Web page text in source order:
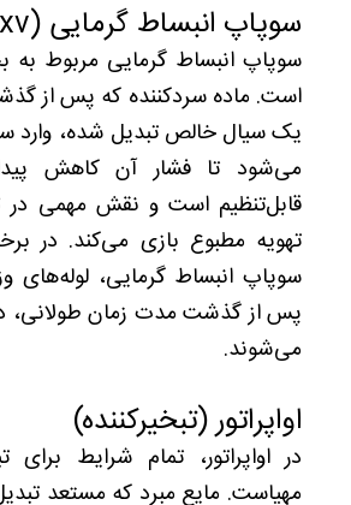
سوپاپ انبساط گرمایی (txv)
سوپاپ انبساط گرمایی مربوط
است. ماده سردکننده که پس از
یک سیال خالص تبدیل شده، وارد
می‌شود تا فشار آن کاهش
قابل‌تنظیم است و نقش مهمی در
تهویه مطبوع بازی می‌کند. در
سوپاپ انبساط گرمایی، لوله‌های
پس از گذشت مدت زمان طولانی،
می‌شوند.
اواپراتور (تبخیرکننده)
در اواپراتور، تمام شرایط
مهیاست. مایع مبرد که مستعد